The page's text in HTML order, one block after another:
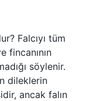
Falcıyı tüm
fincanının
söylenir.
dileklerin
ancak falın